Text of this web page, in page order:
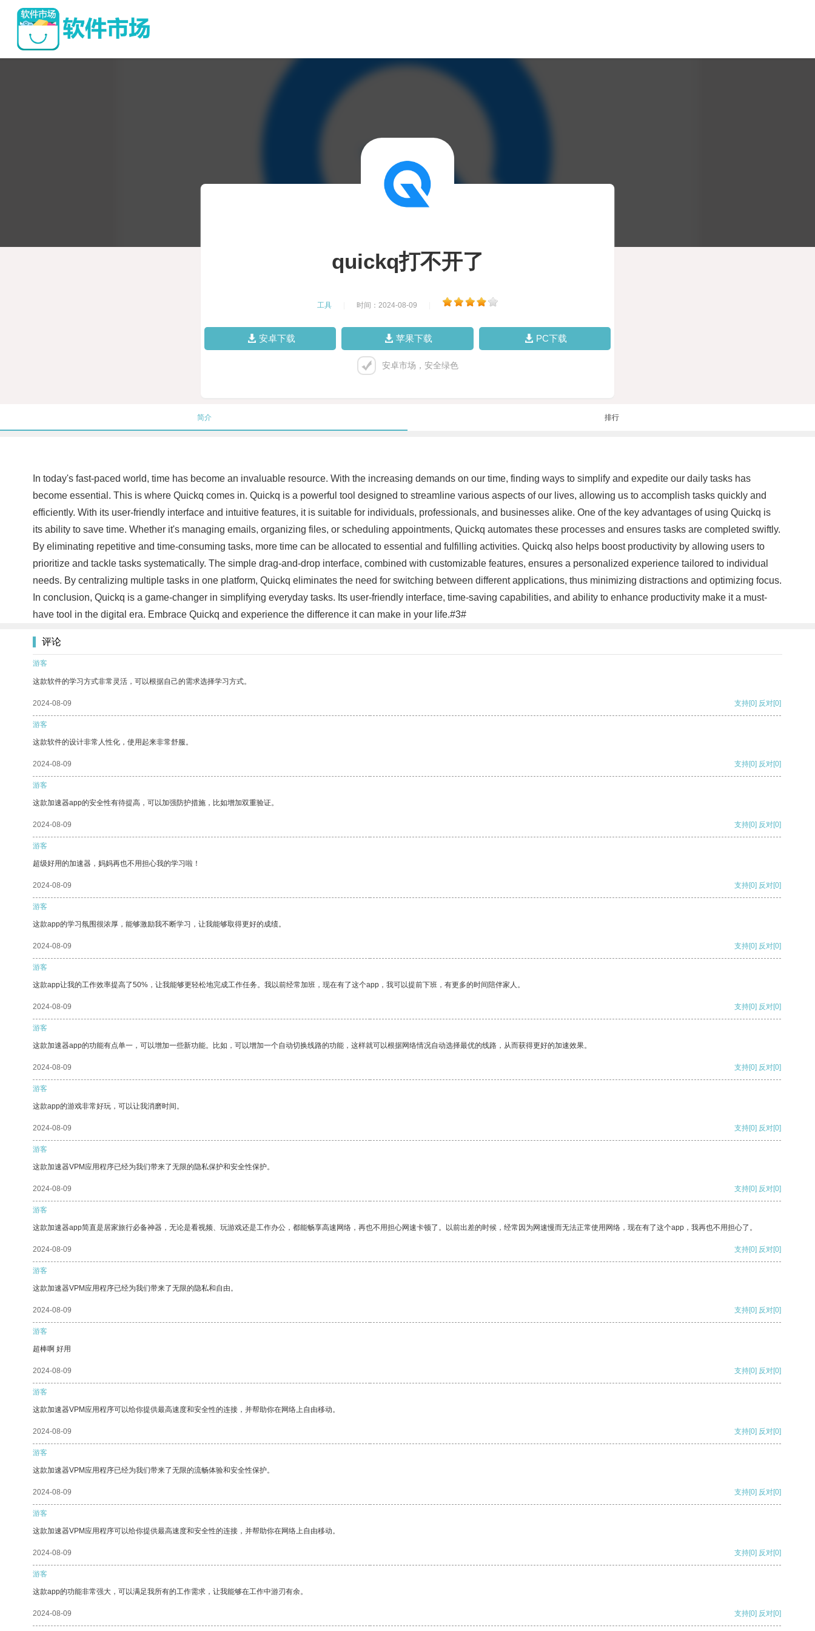
quickq打不开了
工具 时间：2024-08-09
安卓下载 苹果下载 PC下载
安卓市场，安全绿色
简介 排行
In today's fast-paced world, time has become an invaluable resource. With the increasing demands on our time, finding ways to simplify and expedite our daily tasks has
become essential. This is where Quickq comes in. Quickq is a powerful tool designed to streamline various aspects of our lives, allowing us to accomplish tasks quickly and
efficiently. With its user-friendly interface and intuitive features, it is suitable for individuals, professionals, and businesses alike. One of the key advantages of using Quickq is
its ability to save time. Whether it's managing emails, organizing files, or scheduling appointments, Quickq automates these processes and ensures tasks are completed swiftly.
By eliminating repetitive and time-consuming tasks, more time can be allocated to essential and fulfilling activities. Quickq also helps boost productivity by allowing users to
prioritize and tackle tasks systematically. The simple drag-and-drop interface, combined with customizable features, ensures a personalized experience tailored to individual
needs. By centralizing multiple tasks in one platform, Quickq eliminates the need for switching between different applications, thus minimizing distractions and optimizing focus.
In conclusion, Quickq is a game-changer in simplifying everyday tasks. Its user-friendly interface, time-saving capabilities, and ability to enhance productivity make it a must-
have tool in the digital era. Embrace Quickq and experience the difference it can make in your life.#3#
评论
游客
这款软件的学习方式非常灵活，可以根据自己的需求选择学习方式。
2024-08-09 支持[0] 反对[0]
游客
这款软件的设计非常人性化，使用起来非常舒服。
2024-08-09 支持[0] 反对[0]
游客
这款加速器app的安全性有待提高，可以加强防护措施，比如增加双重验证。
2024-08-09 支持[0] 反对[0]
游客
超级好用的加速器，妈妈再也不用担心我的学习啦！
2024-08-09 支持[0] 反对[0]
游客
这款app的学习氛围很浓厚，能够激励我不断学习，让我能够取得更好的成绩。
2024-08-09 支持[0] 反对[0]
游客
这款app让我的工作效率提高了50%，让我能够更轻松地完成工作任务。我以前经常加班，现在有了这个app，我可以提前下班，有更多的时间陪伴家人。
2024-08-09 支持[0] 反对[0]
游客
这款加速器app的功能有点单一，可以增加一些新功能。比如，可以增加一个自动切换线路的功能，这样就可以根据网络情况自动选择最优的线路，从而获得更好的加速效果。
2024-08-09 支持[0] 反对[0]
游客
这款app的游戏非常好玩，可以让我消磨时间。
2024-08-09 支持[0] 反对[0]
游客
这款加速器VPM应用程序已经为我们带来了无限的隐私保护和安全性保护。
2024-08-09 支持[0] 反对[0]
游客
这款加速器app简直是居家旅行必备神器，无论是看视频、玩游戏还是工作办公，都能畅享高速网络，再也不用担心网速卡顿了。以前出差的时候，经常因为网速慢而无法正常使用网络，现在有了这个app，我再也不用担心了。
2024-08-09 支持[0] 反对[0]
游客
这款加速器VPM应用程序已经为我们带来了无限的隐私和自由。
2024-08-09 支持[0] 反对[0]
游客
超棒啊 好用
2024-08-09 支持[0] 反对[0]
游客
这款加速器VPM应用程序可以给你提供最高速度和安全性的连接，并帮助你在网络上自由移动。
2024-08-09 支持[0] 反对[0]
游客
这款加速器VPM应用程序已经为我们带来了无限的流畅体验和安全性保护。
2024-08-09 支持[0] 反对[0]
游客
这款加速器VPM应用程序可以给你提供最高速度和安全性的连接，并帮助你在网络上自由移动。
2024-08-09 支持[0] 反对[0]
游客
这款app的功能非常强大，可以满足我所有的工作需求，让我能够在工作中游刃有余。
2024-08-09 支持[0] 反对[0]